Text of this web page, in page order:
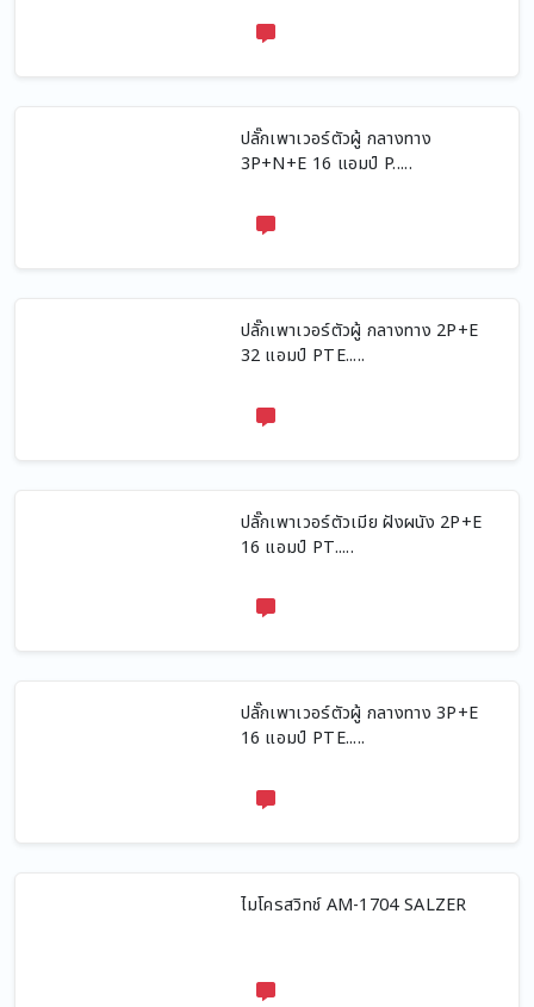
ปลั๊กเพาเวอร์ตัวผู้ กลางทาง
3P+N+E 16 แอมป์ P.....
ปลั๊กเพาเวอร์ตัวผู้ กลางทาง 2P+E
32 แอมป์ PTE.....
ปลั๊กเพาเวอร์ตัวเมีย ฝังผนัง 2P+E
16 แอมป์ PT.....
ปลั๊กเพาเวอร์ตัวผู้ กลางทาง 3P+E
16 แอมป์ PTE.....
ไมโครสวิทช์ AM-1704 SALZER